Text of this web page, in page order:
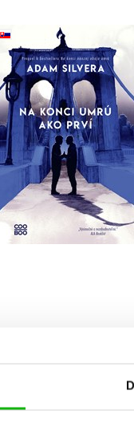
Na konci umrú ako
Adam Silvera
Do košíka
16,14 €